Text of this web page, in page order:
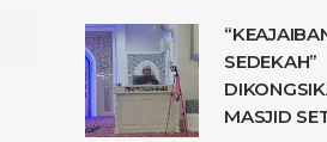
SEDEKAH”
MASJID